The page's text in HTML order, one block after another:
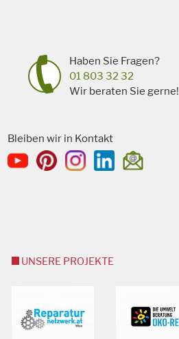
Haben Sie Fragen?
01 803 32 32
Wir beraten Sie gerne!
Bleiben wir in Kontakt
UNSERE PROJEKTE